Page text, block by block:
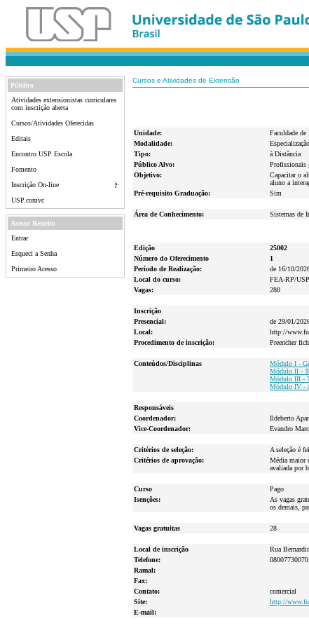
Público
Atividades extensionistas curriculares
com inscrição aberta
Cursos/Atividades Oferecidas
Editais
Encontro USP Escola
Fomento
Inscrição On-line
USP.comvc
Acesso Restrito
Entrar
Esqueci a Senha
Primeiro Acesso
Cursos e Atividades de Extensão
Unidade:
Faculdade
Modalidade:
Especialização
Tipo:
à Distância
Público Alvo:
Profissionais
Objetivo:
Capacitar o
aluno a
Pré-requisito Graduação:
Sim
Área de Conhecimento: Sistemas de
Edição
25002
Número do Oferecimento
1
Período de Realização:
de 16/10/
Local do curso:
FEA-RP/
Vagas:
280
Inscrição
Presencial:
de 29/01/
Local:
http://
Procedimento de inscrição:
Preencher
Conteúdos/Disciplinas
Módulo I -
Módulo II -
Módulo III -
Módulo IV -
Responsáveis
Coordenador:
Ildeberto
Vice-Coordenador:
Evandro
Critérios de seleção:
A seleção é
Critérios de aprovação:
Média maior
avaliada por
Curso
Pago
Isenções:
As vagas
os demais,
Vagas gratuitas 28
Local de inscrição
Rua
Telefone:
08007730070
Ramal:
Fax:
Contato:
comercial
Site:
http://
E-mail: